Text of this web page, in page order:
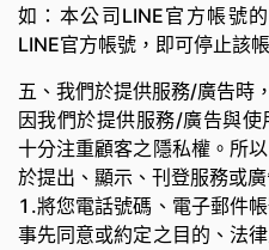
如：本公司LINE官方帳號
LINE官方帳號，即可停止該
五、我們於提供服務/廣告時
因我們於提供服務/廣告與
十分注重顧客之隱私權。所
於提出、顯示、刊登服務或廣
1.將您電話號碼、電子郵件
事先同意或約定之目的、法